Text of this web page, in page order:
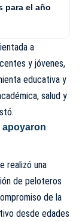
para el año
a
y jóvenes,
educativa y
salud y
apoyaron
realizó una
de peloteros
de la
desde edades